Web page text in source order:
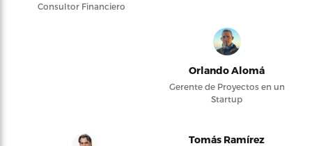
Consultor Financiero
Orlando Alomá
Gerente de Proyectos en un
Startup
Tomás Ramírez